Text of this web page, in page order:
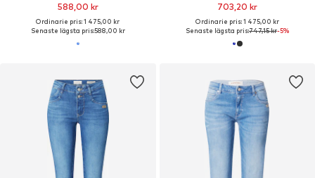
588,00 kr
Ordinarie pris: 1 475,00 kr
Senaste lägsta pris:588,00 kr
703,20 kr
Ordinarie pris: 1 475,00 kr
Senaste lägsta pris:747,15 kr-5%